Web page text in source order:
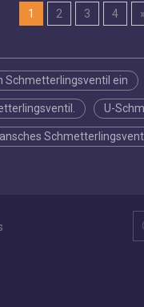
1 2 3 4 »
Schmetterlingsventil ein
U-